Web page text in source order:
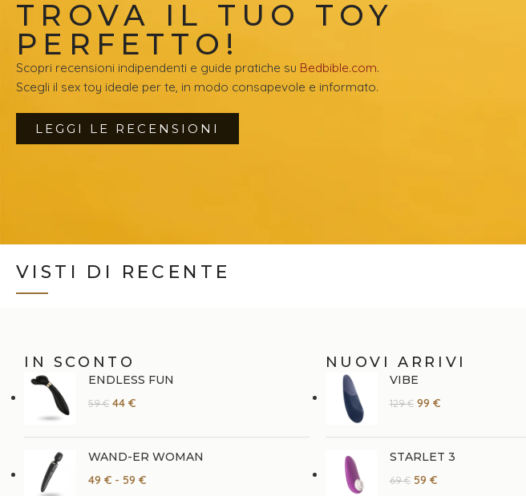
TROVA IL TUO TOY
PERFETTO!
Scopri recensioni indipendenti e guide pratiche su Bedbible.com.
Scegli il sex toy ideale per te, in modo consapevole e informato.
LEGGI LE RECENSIONI
VISTI DI RECENTE
IN SCONTO
ENDLESS FUN
59€ 44 €
WAND-ER WOMAN
49 € - 59 €
NUOVI ARRIVI
VIBE
129€ 99 €
STARLET 3
69€ 59 €